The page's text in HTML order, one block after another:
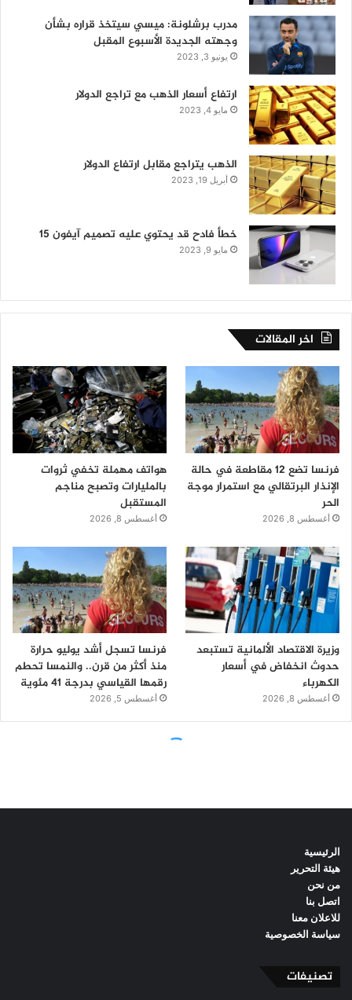
الرئيسية
هيئة التحرير
من نحن
اتصل بنا
للاعلان معنا
سياسة الخصوصية
تصنيفات